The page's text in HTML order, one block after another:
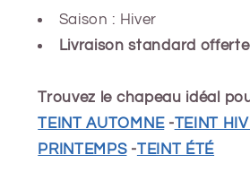
Saison : Hiver
Livraison standard offerte
Trouvez le chapeau idéal
TEINT AUTOMNE-TEINT
PRINTEMPS-TEINT ÉTÉ